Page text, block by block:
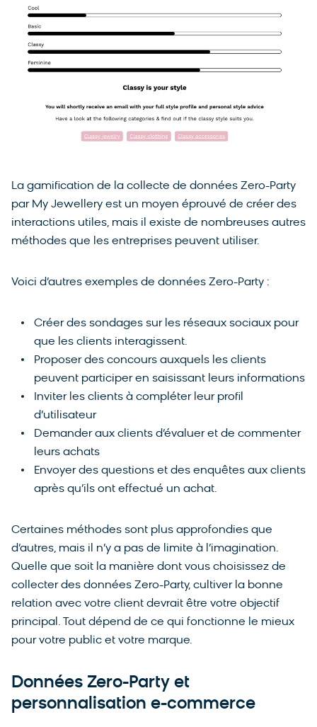
La gamification de la collecte de données Zero-Party
par My Jewellery est un moyen éprouvé de créer des
interactions utiles, mais il existe de nombreuses autres
méthodes que les entreprises peuvent utiliser.
Voici d’autres exemples de données Zero-Party :
Créer des sondages sur les réseaux sociaux pour
que les clients interagissent.
Proposer des concours auxquels les clients
peuvent participer en saisissant leurs informations
Inviter les clients à compléter leur profil
d’utilisateur
Demander aux clients d’évaluer et de commenter
leurs achats
Envoyer des questions et des enquêtes aux clients
après qu’ils ont effectué un achat.
Certaines méthodes sont plus approfondies que
d’autres, mais il n’y a pas de limite à l’imagination.
Quelle que soit la manière dont vous choisissez de
collecter des données Zero-Party, cultiver la bonne
relation avec votre client devrait être votre objectif
principal. Tout dépend de ce qui fonctionne le mieux
pour votre public et votre marque.
Données Zero-Party et
personnalisation e-commerce